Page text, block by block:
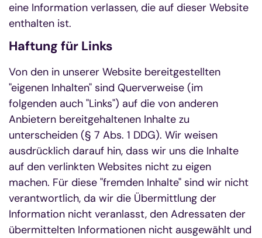
eine Information verlassen, die auf dieser Website
enthalten ist.
Haftung für Links
Von den in unserer Website bereitgestellten
"eigenen Inhalten" sind Querverweise (im
folgenden auch "Links") auf die von anderen
Anbietern bereitgehaltenen Inhalte zu
unterscheiden (§ 7 Abs. 1 DDG). Wir weisen
ausdrücklich darauf hin, dass wir uns die Inhalte
auf den verlinkten Websites nicht zu eigen
machen. Für diese "fremden Inhalte" sind wir nicht
verantwortlich, da wir die Übermittlung der
Information nicht veranlasst, den Adressaten der
übermittelten Informationen nicht ausgewählt und